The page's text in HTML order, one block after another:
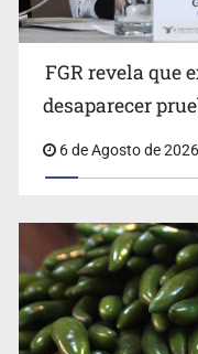
Kershenobich
FGR revela que
desaparecer
6 de Agosto de 2026